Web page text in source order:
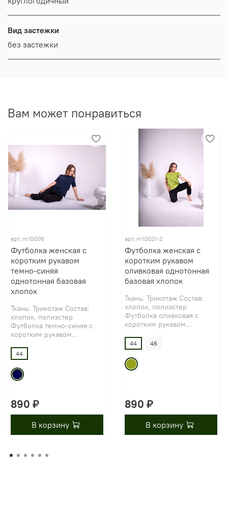
Вид застежки
без застежки
Вам может понравиться
арт. m10006
Футболка женская с
коротким рукавом
темно-синяя
однотонная базовая
хлопок
Ткань: Трикотаж Состав:
хлопок, полиэстер
Футболка темно-синяя с
коротким рукавом...
44
890 ₽
В корзину
арт. m10021-2
Футболка женская с
коротким рукавом
оливковая однотонная
базовая хлопок
Ткань: Трикотаж Состав:
хлопок, полиэстер
Футболка оливковая с
коротким рукавом...
44 46
890 ₽
В корзину